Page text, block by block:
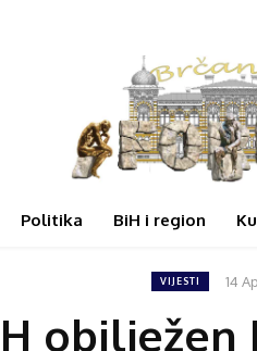
Politika BiH i region
VIJESTI 14